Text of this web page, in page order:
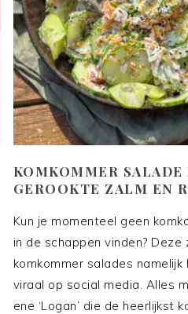
KOMKOMMER SALADE
GEROOKTE ZALM EN
Kun je momenteel geen
in de schappen vinden? Deze
komkommer salades namelijk
viraal op social media. Alles
ene ‘Logan’ die de heerlijkst